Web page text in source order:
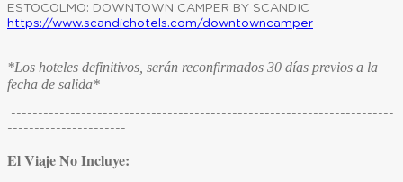
ESTOCOLMO: DOWNTOWN CAMPER BY SCANDIC
https://www.scandichotels.com/downtowncamper
*Los hoteles definitivos, serán reconfirmados 30 días previos a la
fecha de salida*
-----------------------------------------------------------------------
----------------------
El Viaje No Incluye: